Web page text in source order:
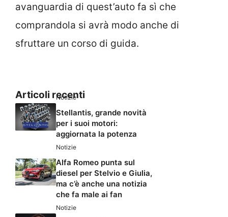
avanguardia di quest’auto fa sì che
comprandola si avrà modo anche di
sfruttare un corso di guida.
Articoli recenti
Notizie
Stellantis, grande novità
per i suoi motori:
aggiornata la potenza
Notizie
Alfa Romeo punta sul
diesel per Stelvio e Giulia,
ma c’è anche una notizia
che fa male ai fan
Notizie